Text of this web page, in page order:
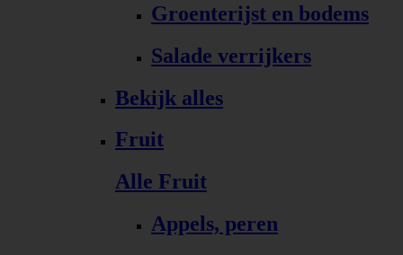
Groenterijst en bodems
Salade verrijkers
Bekijk alles
Fruit
Alle Fruit
Appels, peren